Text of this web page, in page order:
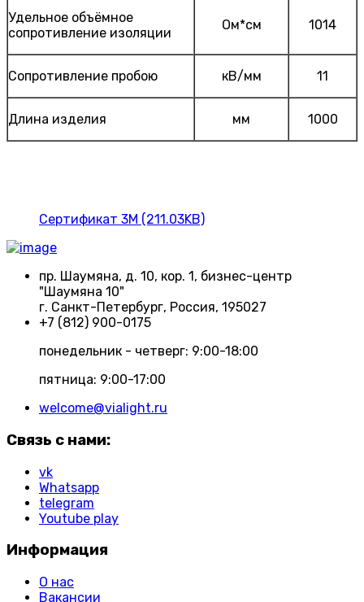
Удельное объёмное
сопротивление изоляции
Ом*см 1014
Сопротивление пробою кВ/мм 11
Длина изделия мм 1000
Сертификат 3М (211.03KB)
пр. Шаумяна, д. 10, кор. 1, бизнес-центр
"Шаумяна 10"
г. Санкт-Петербург, Россия, 195027
+7 (812) 900-0175
понедельник - четверг: 9:00-18:00
пятница: 9:00-17:00
welcome@vialight.ru
Связь с нами:
vk
Whatsapp
telegram
Youtube play
Информация
О нас
Вакансии